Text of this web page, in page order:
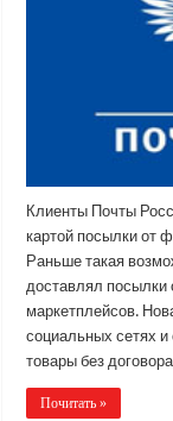
Клиенты Почты
картой посылки от
Раньше такая
доставлял посылки
маркетплейсов.
социальных сетях
товары без
Почитать »